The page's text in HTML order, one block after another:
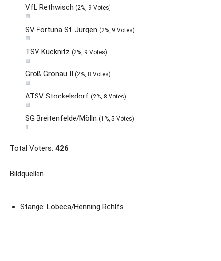
VfL Rethwisch (2%, 9 Votes)
SV Fortuna St. Jürgen (2%, 9 Votes)
TSV Kücknitz (2%, 9 Votes)
Groß Grönau II (2%, 8 Votes)
ATSV Stockelsdorf (2%, 8 Votes)
SG Breitenfelde/Mölln (1%, 5 Votes)
Total Voters: 426
Bildquellen
Stange: Lobeca/Henning Rohlfs